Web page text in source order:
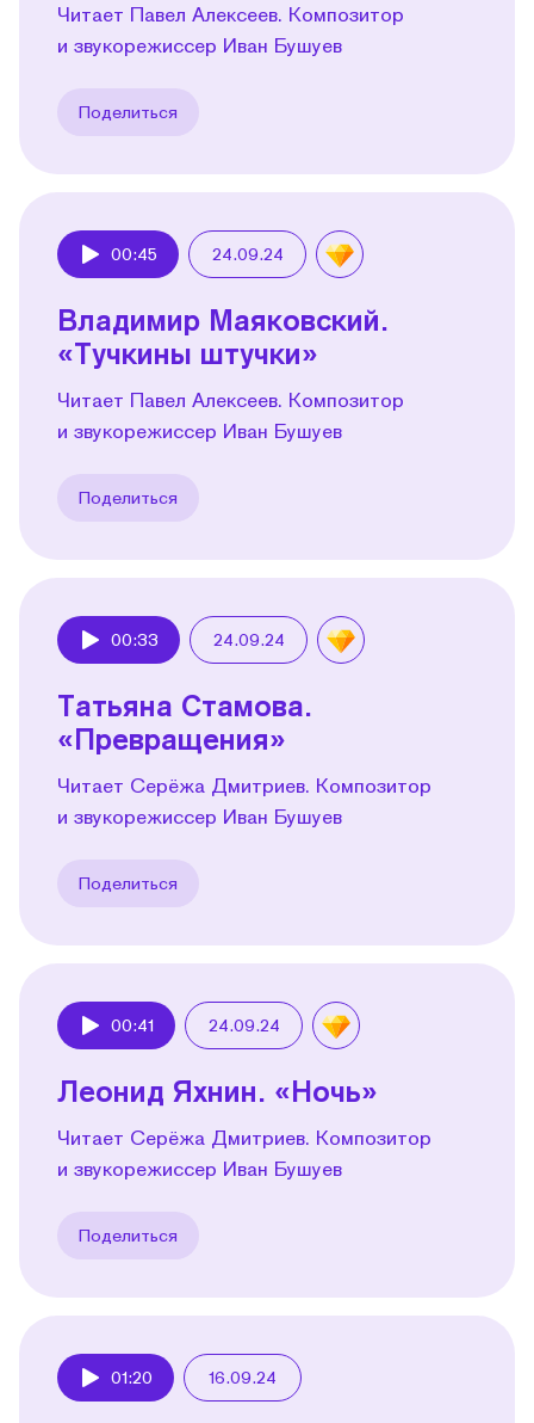
Читает Павел Алексеев. Композитор
и звукорежиссер Иван Бушуев
Поделиться
00:45 24.09.24
Владимир Маяковский.
«Тучкины штучки»
Читает Павел Алексеев. Композитор
и звукорежиссер Иван Бушуев
Поделиться
00:33 24.09.24
Татьяна Стамова.
«Превращения»
Читает Серёжа Дмитриев. Композитор
и звукорежиссер Иван Бушуев
Поделиться
00:41 24.09.24
Леонид Яхнин. «Ночь»
Читает Серёжа Дмитриев. Композитор
и звукорежиссер Иван Бушуев
Поделиться
01:20 16.09.24